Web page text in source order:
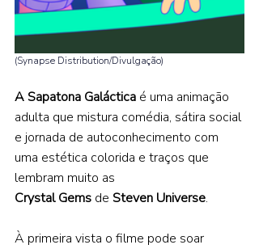
(Synapse Distribution/Divulgação)
A Sapatona Galáctica é uma animação
adulta que mistura comédia, sátira social
e jornada de autoconhecimento com
uma estética colorida e traços que
lembram muito as
Crystal Gems de Steven Universe.
À primeira vista o filme pode soar